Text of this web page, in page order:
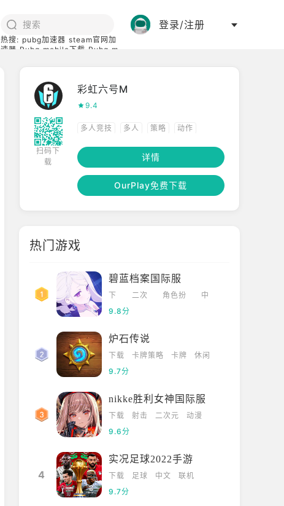
热搜: pubg加速器 steam官网加
速器 Pubg mobile下载 Pubg m
登录/注册
扫码下
载
彩虹六号M
9.4
多人竞技 多人 策略 动作
模拟 射击
团队合作 5v5
详情
OurPlay免费下载
热门游戏
碧蓝档案国际服
下
载
二次
角色扮
中
9.8分
炉石传说
下载 卡牌策略 卡牌
休闲
9.7分
nikke胜利女神国际服
下载 射击 二次元
动漫
9.6分
4
实况足球2022手游
下载 足球 中文
联机
9.7分